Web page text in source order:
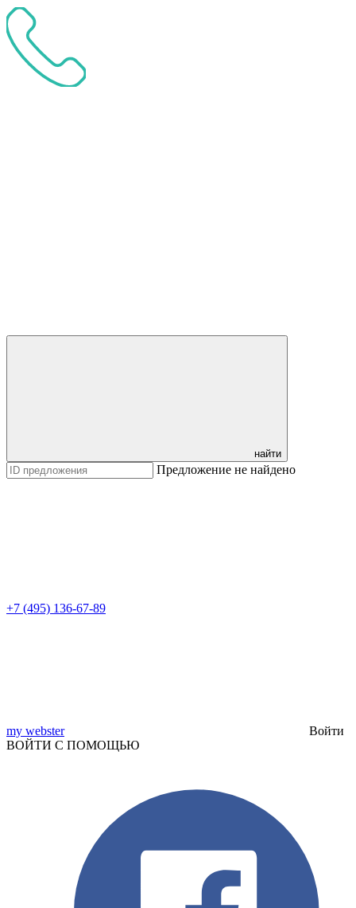
найти
Предложение не найдено
+7 (495) 136-67-89
my webster
Войти
ВОЙТИ С ПОМОЩЬЮ